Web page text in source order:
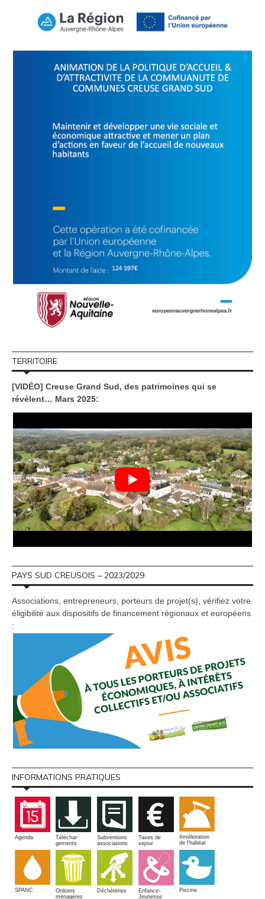
TERRITOIRE
[VIDÉO] Creuse Grand Sud, des patrimoines qui se
révèlent… Mars 2025:
PAYS SUD CREUSOIS – 2023/2029
Associations, entrepreneurs, porteurs de projet(s), vérifiez votre
éligibilité aux dispositifs de financement régionaux et européens
:
INFORMATIONS PRATIQUES
Agenda
Téléchar-
gements
Subventions
associations
Taxes de
sejour
Amélioration
de l'habitat
SPANC
Ordures
ménagères
Déchèteries
Enfance-
Jeunesse
Piscine